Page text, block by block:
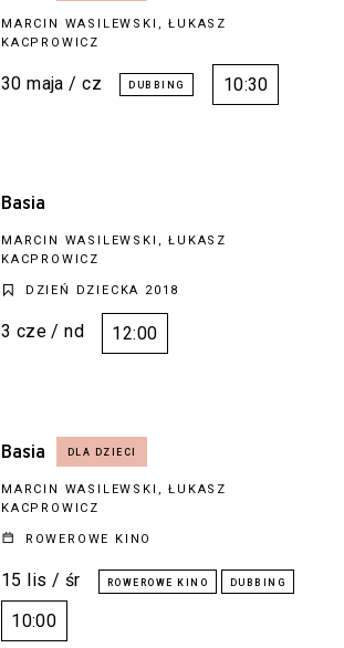
MARCIN WASILEWSKI, ŁUKASZ
KACPROWICZ
30 maja / cz 10:30
Basia
MARCIN WASILEWSKI, ŁUKASZ
KACPROWICZ
DZIEŃ DZIECKA 2018
3 cze / nd 12:00
Basia
MARCIN WASILEWSKI, ŁUKASZ
KACPROWICZ
ROWEROWE KINO
15 lis / śr
10:00